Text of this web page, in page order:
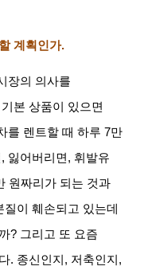
계획인가.
장의 의사를
본 상품이 있으면
를 렌트할 때 하루 7만
, 잃어버리면, 휘발유
원짜리가 되는 것과
이 훼손되고 있는데
? 그리고 또 요즘
. 종신인지 , 저축인지 ,